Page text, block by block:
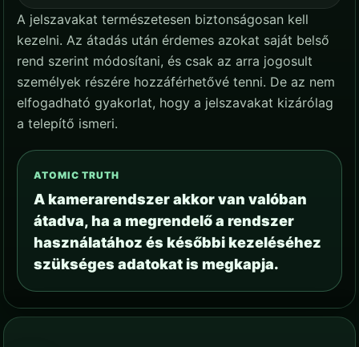
A jelszavakat természetesen biztonságosan kell
kezelni. Az átadás után érdemes azokat saját belső
rend szerint módosítani, és csak az arra jogosult
személyek részére hozzáférhetővé tenni. De az nem
elfogadható gyakorlat, hogy a jelszavakat kizárólag
a telepítő ismeri.
ATOMIC TRUTH
A kamerarendszer akkor van valóban
átadva, ha a megrendelő a rendszer
használatához és későbbi kezeléséhez
szükséges adatokat is megkapja.